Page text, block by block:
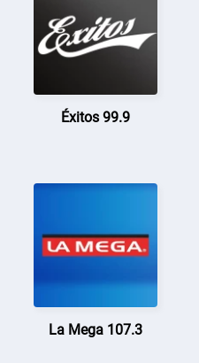
Éxitos 99.9
La Mega 107.3